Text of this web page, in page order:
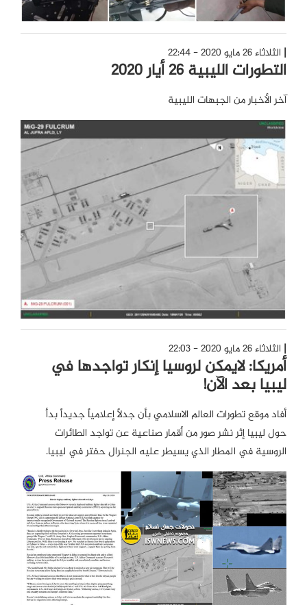
الثلاثاء 26 مايو 2020 - 22:44
التطورات الليبية 26 أيار 2020
آخر الأخبار من الجبهات الليبية
الثلاثاء 26 مايو 2020 - 22:03
أمريكا: لايمكن لروسيا إنكار تواجدها في
ليبيا بعد الآن!
أفاد موقع تطورات العالم الاسلامي بأن جدلاً إعلامياً جديداً بدأ
حول ليبيا إثر نشر صور من أقمار صناعية عن تواجد الطائرات
الروسية في المطار الذي يسيطر عليه الجنرال حفتر في ليبيا.